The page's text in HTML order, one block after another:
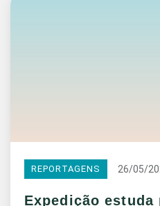
REPORTAGENS 26/05/
Expedição estuda